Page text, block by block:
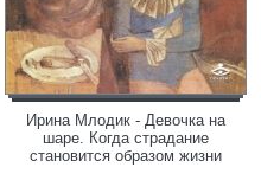
Ирина Млодик - Девочка на
шаре. Когда страдание
становится образом жизни